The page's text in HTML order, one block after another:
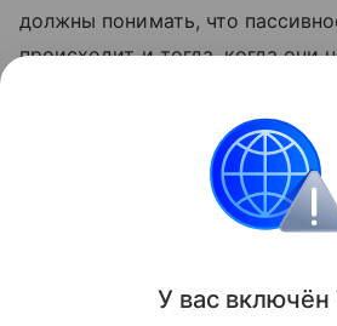
должны понимать, что
происходит и тогда, когда они
Пассивное
У вас включён